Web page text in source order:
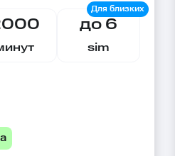
до 6
sim